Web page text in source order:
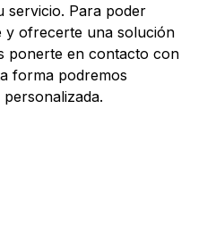
servicio. Para poder
y ofrecerte una solución
ponerte en contacto con
forma podremos